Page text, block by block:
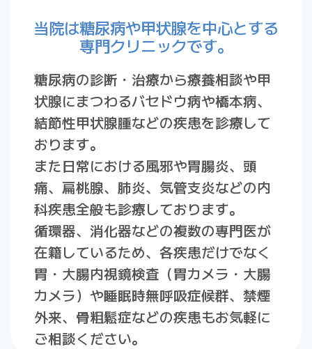
当院は糖尿病や甲状腺を中心とする
専門クリニックです。
糖尿病の診断・治療から療養相談や甲
状腺にまつわるバセドウ病や橋本病、
結節性甲状腺腫などの疾患を診療して
おります。
また日常における風邪や胃腸炎、頭
痛、扁桃腺、肺炎、気管支炎などの内
科疾患全般も診療しております。
循環器、消化器などの複数の専門医が
在籍しているため、各疾患だけでなく
胃・大腸内視鏡検査（胃カメラ・大腸
カメラ）や睡眠時無呼吸症候群、禁煙
外来、骨粗鬆症などの疾患もお気軽に
ご相談ください。